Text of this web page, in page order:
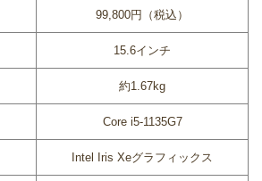
99,800円（税込）
15.6インチ
約1.67kg
Core i5-1135G7
Intel Iris Xeグラフィックス